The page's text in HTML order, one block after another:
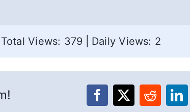
Total Views: 379 Daily Views: 2